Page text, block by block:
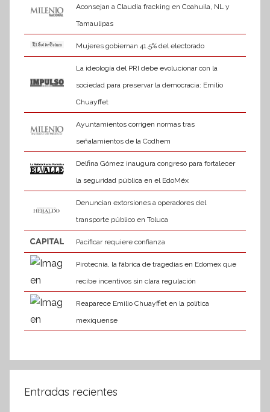
Aconsejan a Claudia fracking en Coahuila, NL y
Tamaulipas
Mujeres gobiernan 41.5% del electorado
La ideología del PRI debe evolucionar con la
sociedad para preservar la democracia: Emilio
Chuayffet
Ayuntamientos corrigen normas tras
señalamientos de la Codhem
Delfina Gómez inaugura congreso para fortalecer
la seguridad pública en el EdoMéx
Denuncian extorsiones a operadores del
transporte público en Toluca
Pacificar requiere confianza
Pirotecnia, la fábrica de tragedias en Edomex que
recibe incentivos sin clara regulación
Reaparece Emilio Chuayffet en la política
mexiquense
Entradas recientes